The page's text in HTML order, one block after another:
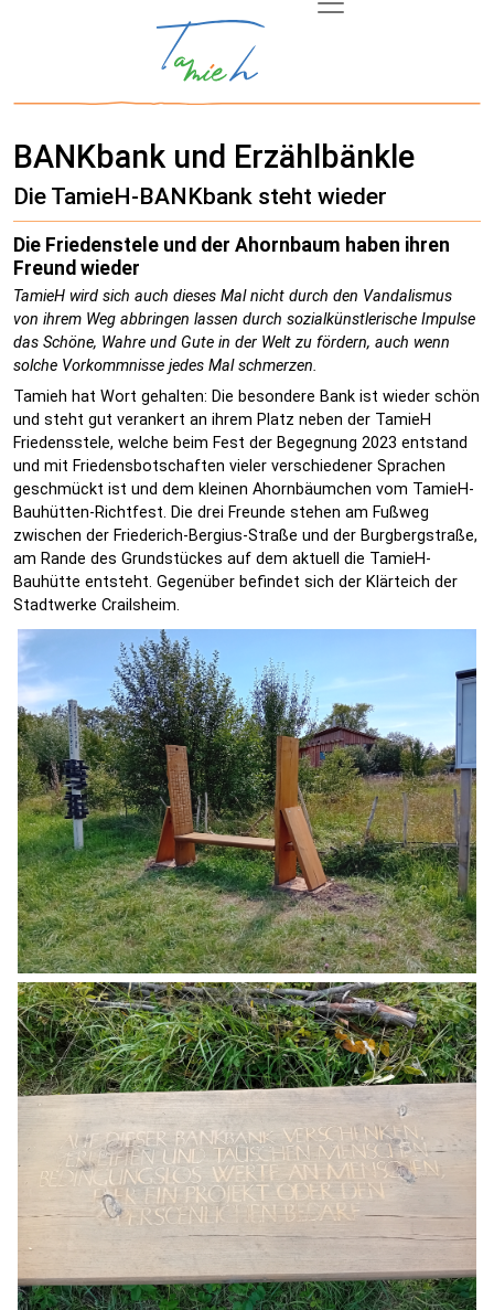
BANKbank und Erzählbänkle
Die TamieH-BANKbank steht wieder
Die Friedenstele und der Ahornbaum haben ihren
Freund wieder
TamieH wird sich auch dieses Mal nicht durch den Vandalismus
von ihrem Weg abbringen lassen durch sozialkünstlerische Impulse
das Schöne, Wahre und Gute in der Welt zu fördern, auch wenn
solche Vorkommnisse jedes Mal schmerzen.
Tamieh hat Wort gehalten: Die besondere Bank ist wieder schön
und steht gut verankert an ihrem Platz neben der TamieH
Friedensstele, welche beim Fest der Begegnung 2023 entstand
und mit Friedensbotschaften vieler verschiedener Sprachen
geschmückt ist und dem kleinen Ahornbäumchen vom TamieH-
Bauhütten-Richtfest. Die drei Freunde stehen am Fußweg
zwischen der Friederich-Bergius-Straße und der Burgbergstraße,
am Rande des Grundstückes auf dem aktuell die TamieH-
Bauhütte entsteht. Gegenüber befindet sich der Klärteich der
Stadtwerke Crailsheim.